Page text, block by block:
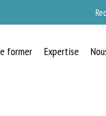
former Expertise